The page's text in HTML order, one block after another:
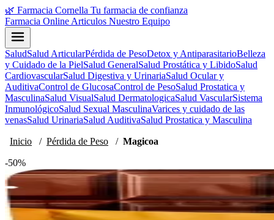
🌿 Farmacia Cornella Tu farmacia de confianza
Farmacia Online Articulos Nuestro Equipo
SaludSalud ArticularPérdida de PesoDetox y AntiparasitarioBelleza
y Cuidado de la PielSalud GeneralSalud Prostática y LibidoSalud
CardiovascularSalud Digestiva y UrinariaSalud Ocular y
AuditivaControl de GlucosaControl de PesoSalud Prostatica y
MasculinaSalud VisualSalud DermatologicaSalud VascularSistema
InmunológicoSalud Sexual MasculinaVarices y cuidado de las
venasSalud UrinariaSalud AuditivaSalud Prostatica y Masculina
Inicio / Pérdida de Peso / Magicoa
-50%